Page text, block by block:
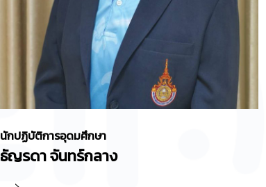
นักปฏิบัติการอุดมศึกษา
ธัญรดา จันทร์กลาง